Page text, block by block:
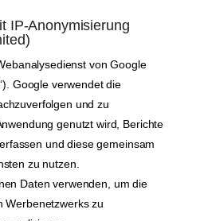
IP-Anonymisierung
von Google
Google verwendet die
und zu
genutzt wird, Berichte
und diese gemeinsam
zu nutzen.
Daten verwenden, um die
Werbenetzwerks zu